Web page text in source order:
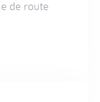
de route